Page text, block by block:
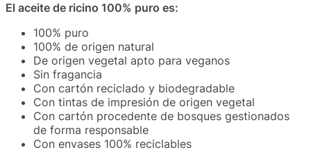
El aceite de ricino 100% puro es:
100% puro
100% de origen natural
De origen vegetal apto para veganos
Sin fragancia
Con cartón reciclado y biodegradable
Con tintas de impresión de origen vegetal
Con cartón procedente de bosques gestionados
de forma responsable
Con envases 100% reciclables